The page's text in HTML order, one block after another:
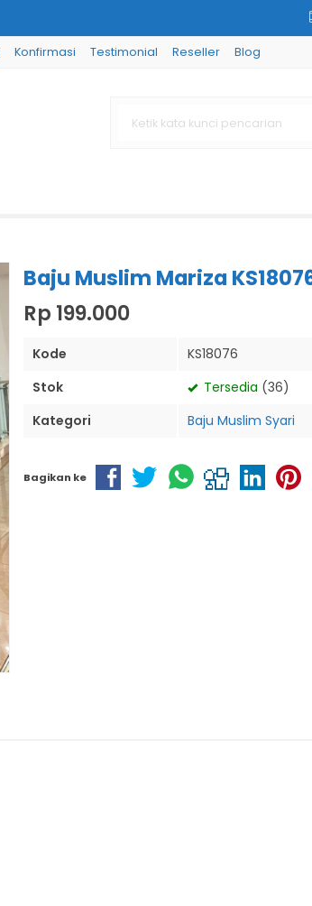
Konfirmasi Testimonial Reseller Blog
Baju Muslim Mariza
Rp 199.000
Kode
KS18076
Stok
Tersedia (36)
Kategori
Baju Muslim Syari
Bagikan ke